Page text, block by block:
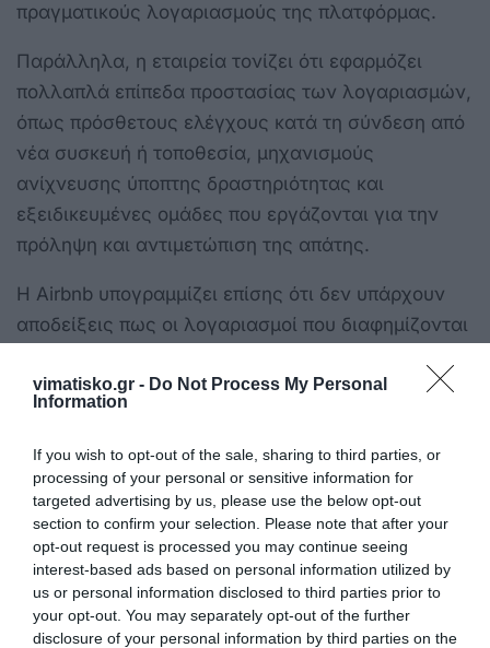
vimatisko.gr - Do Not Process My Personal
Information
If you wish to opt-out of the sale, sharing to third parties, or
processing of your personal or sensitive information for
targeted advertising by us, please use the below opt-out
section to confirm your selection. Please note that after your
opt-out request is processed you may continue seeing
interest-based ads based on personal information utilized by
us or personal information disclosed to third parties prior to
your opt-out. You may separately opt-out of the further
disclosure of your personal information by third parties on the
πραγματικούς λογαριασμούς της πλατφόρμας.
Παράλληλα, η εταιρεία τονίζει ότι εφαρμόζει
πολλαπλά επίπεδα προστασίας των λογαριασμών,
όπως πρόσθετους ελέγχους κατά τη σύνδεση από
νέα συσκευή ή τοποθεσία, μηχανισμούς
ανίχνευσης ύποπτης δραστηριότητας και
εξειδικευμένες ομάδες που εργάζονται για την
πρόληψη και αντιμετώπιση της απάτης.
Η Airbnb υπογραμμίζει επίσης ότι δεν υπάρχουν
αποδείξεις πως οι λογαριασμοί που διαφημίζονται
πραγματικά επαληθευμένα προφίλ της
έρευνας να προσκομίσουν πρόσθετα στοιχεία που
να τεκμηριώνουν τους ισχυρισμούς τους.
tornosnews.gr